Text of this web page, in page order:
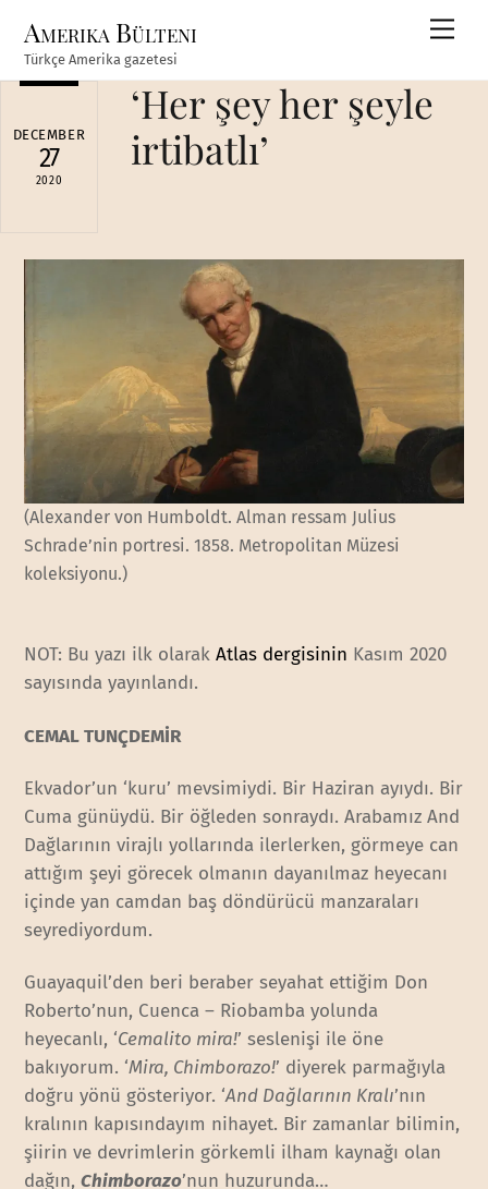
content
Amerika Bülteni
Türkçe Amerika gazetesi
DECEMBER
27
2020
‘Her şey her şeyle
irtibatlı’
(Alexander von Humboldt. Alman ressam Julius
Schrade’nin portresi. 1858. Metropolitan Müzesi
koleksiyonu.)
NOT: Bu yazı ilk olarakAtlas dergisinin Kasım 2020
sayısında yayınlandı.
CEMAL TUNÇDEMİR
Ekvador’un ‘kuru’ mevsimiydi. Bir Haziran ayıydı. Bir
Cuma günüydü. Bir öğleden sonraydı. Arabamız And
Dağlarının virajlı yollarında ilerlerken, görmeye can
attığım şeyi görecek olmanın dayanılmaz heyecanı
içinde yan camdan baş döndürücü manzaraları
seyrediyordum.
Guayaquil’den beri beraber seyahat ettiğim Don
Roberto’nun, Cuenca – Riobamba yolunda
heyecanlı, ‘Cemalito mira!’ seslenişi ile öne
bakıyorum. ‘Mira, Chimborazo!’ diyerek parmağıyla
doğru yönü gösteriyor. ‘And Dağlarının Kralı’nın
kralının kapısındayım nihayet. Bir zamanlar bilimin,
şiirin ve devrimlerin görkemli ilham kaynağı olan
dağın,Chimborazo’nun huzurunda…